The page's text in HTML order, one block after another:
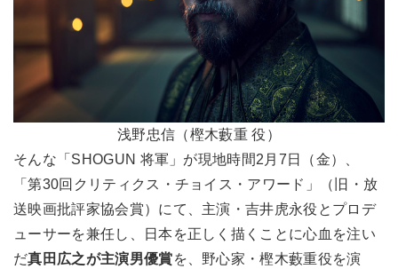
浅野忠信（樫木藪重 役）
そんな「SHOGUN 将軍」が現地時間2月7日（金）、
「第30回クリティクス・チョイス・アワード」（旧・放
送映画批評家協会賞）にて、主演・吉井虎永役とプロデ
ューサーを兼任し、日本を正しく描くことに心血を注い
だ真田広之が主演男優賞を、野心家・樫木藪重役を演